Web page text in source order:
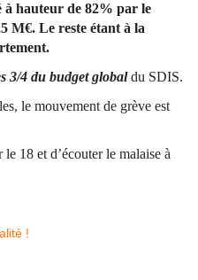
à hauteur de 82% par le
M€. Le reste étant à la
3/4 du budget globaldu SDIS.
le mouvement de grève est
18 et d’écouter le malaise à
!